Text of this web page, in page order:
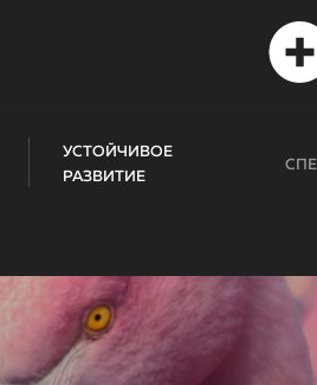
УСТОЙЧИВОЕ
РАЗВИТИЕ